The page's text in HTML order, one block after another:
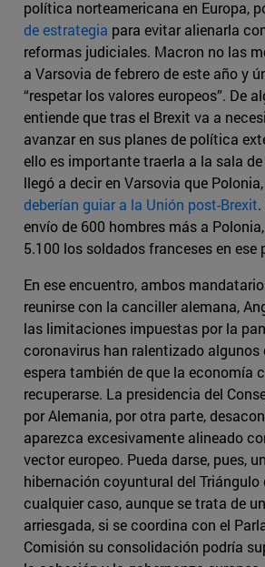
política norteamericana en Europa,
de estrategia para evitar alienarla
reformas judiciales. Macron no las
a Varsovia de febrero de este año y
“respetar los valores europeos”. De
entiende que tras el Brexit va a
avanzar en sus planes de política
ello es importante traerla a la sala
llegó a decir en Varsovia que
deberían guiar a la Unión post-Brexit
envío de 600 hombres más a
5.100 los soldados franceses en ese
En ese encuentro, ambos
reunirse con la canciller alemana,
las limitaciones impuestas por la
coronavirus han ralentizado
espera también de que la economía
recuperarse. La presidencia del
por Alemania, por otra parte,
aparezca excesivamente alineado
vector europeo. Pueda darse, pues,
hibernación coyuntural del Triángulo
cualquier caso, aunque se trata de
arriesgada, si se coordina con el
Comisión su consolidación podría